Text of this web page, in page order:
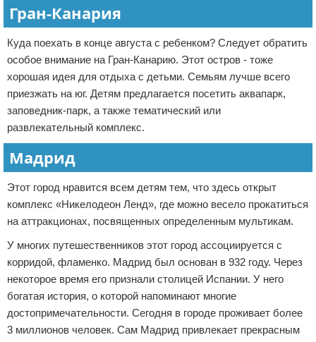
Гран-Канария
Куда поехать в конце августа с ребенком? Следует обратить
особое внимание на Гран-Канарию. Этот остров - тоже
хорошая идея для отдыха с детьми. Семьям лучше всего
приезжать на юг. Детям предлагается посетить аквапарк,
заповедник-парк, а также тематический или
развлекательный комплекс.
Мадрид
Этот город нравится всем детям тем, что здесь открыт
комплекс «Никелодеон Ленд», где можно весело прокатиться
на аттракционах, посвященных определенным мультикам.
У многих путешественников этот город ассоциируется с
корридой, фламенко. Мадрид был основан в 932 году. Через
некоторое время его признали столицей Испании. У него
богатая история, о которой напоминают многие
достопримечательности. Сегодня в городе проживает более
3 миллионов человек. Сам Мадрид привлекает прекрасным